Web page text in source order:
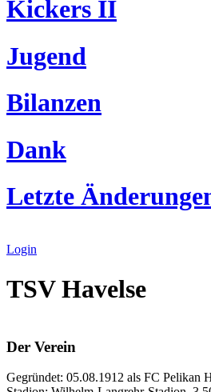
Kickers II
Jugend
Bilanzen
Dank
Letzte
Login
TSV Havelse
Der Verein
Gegründet: 05.08.1912 als FC Pelikan